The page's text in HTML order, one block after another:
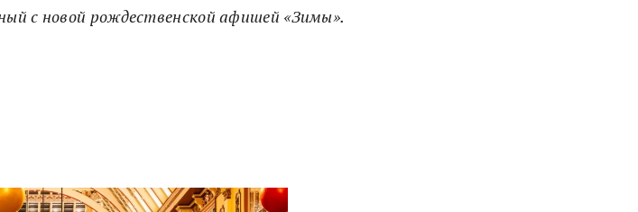
с новой рождественской афишей «Зимы».